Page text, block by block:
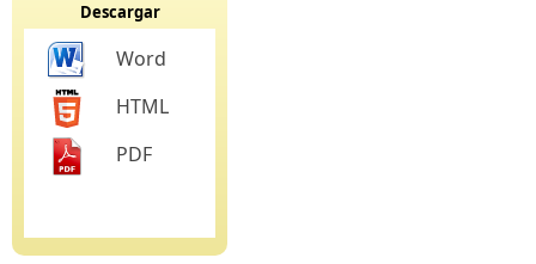
Descargar
Word
HTML
PDF